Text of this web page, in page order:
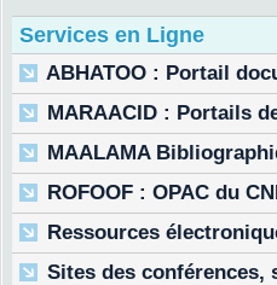
Services en Ligne
ABHATOO : Portail
MARAACID : Portails
MAALAMA
ROFOOF : OPAC du
Ressources
Sites des conférences,